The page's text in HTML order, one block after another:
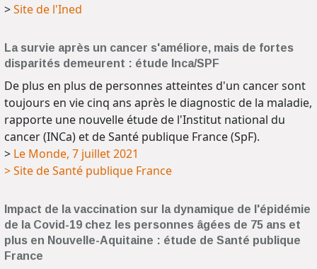
>Site de l'Ined
La survie après un cancer s'améliore, mais de fortes
disparités demeurent : étude Inca/SPF
De plus en plus de personnes atteintes d'un cancer sont
toujours en vie cinq ans après le diagnostic de la maladie,
rapporte une nouvelle étude de l'Institut national du
cancer (INCa) et de Santé publique France (SpF).
> Le Monde, 7 juillet 2021
> Site de Santé publique France
Impact de la vaccination sur la dynamique de l'épidémie
de la Covid-19 chez les personnes âgées de 75 ans et
plus en Nouvelle-Aquitaine : étude de Santé publique
France